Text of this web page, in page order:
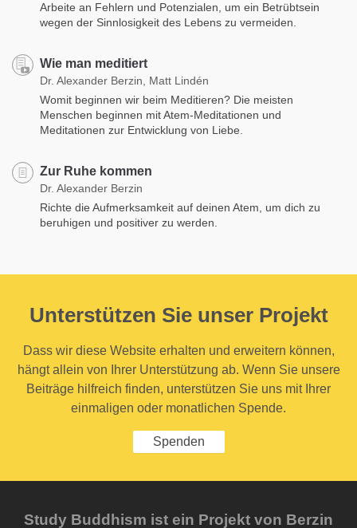
Arbeite an Fehlern und Potenzialen, um ein Betrübtsein
wegen der Sinnlosigkeit des Lebens zu vermeiden.
Wie man meditiert
Dr. Alexander Berzin, Matt Lindén
Womit beginnen wir beim Meditieren? Die meisten
Menschen beginnen mit Atem-Meditationen und
Meditationen zur Entwicklung von Liebe.
Zur Ruhe kommen
Dr. Alexander Berzin
Richte die Aufmerksamkeit auf deinen Atem, um dich zu
beruhigen und positiver zu werden.
Unterstützen Sie unser Projekt
Dass wir diese Website erhalten und erweitern können,
hängt allein von Ihrer Unterstützung ab. Wenn Sie unsere
Beiträge hilfreich finden, unterstützen Sie uns mit Ihrer
einmaligen oder monatlichen Spende.
Spenden
Study Buddhism ist ein Projekt von Berzin